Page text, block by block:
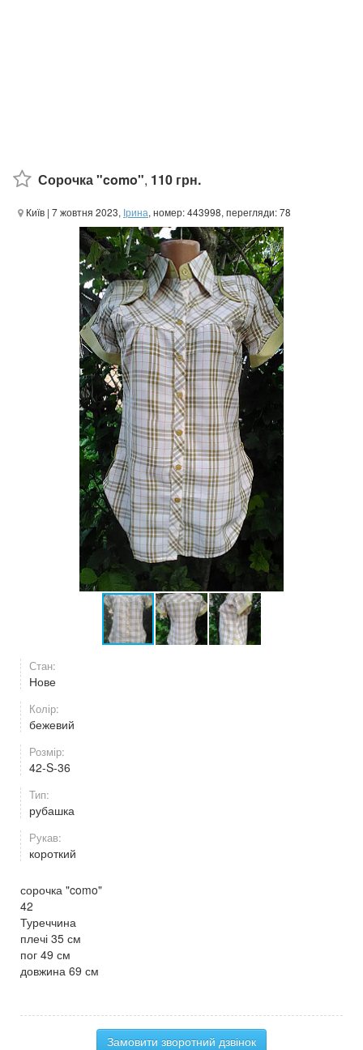
Сорочка "como", 110 грн.
Київ | 7 жовтня 2023, Ірина, номер: 443998, перегляди: 78
Стан:
Нове
Колір:
бежевий
Розмір:
42-S-36
Тип:
рубашка
Рукав:
короткий
сорочка "como"
42
Туреччина
плечі 35 см
пог 49 ​​см
довжина 69 см
Замовити зворотний дзвінок